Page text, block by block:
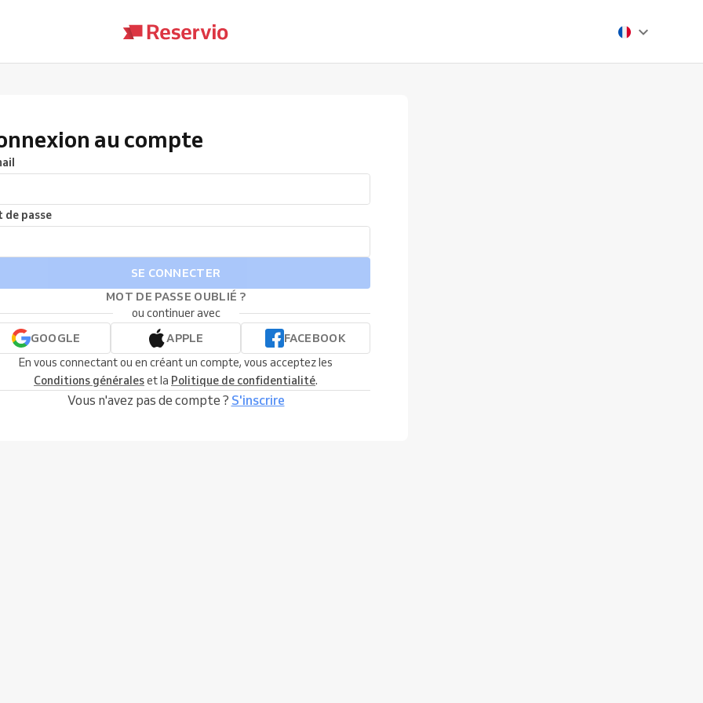
au compte
de passe
SE CONNECTER
MOT DE PASSE OUBLIÉ ?
ou continuer avec
GOOGLE
APPLE
FACEBOOK
En vous connectant ou en créant un compte, vous acceptez les
Conditions généraleset la Politique de confidentialité.
Vous n'avez pas de compte ? S'inscrire